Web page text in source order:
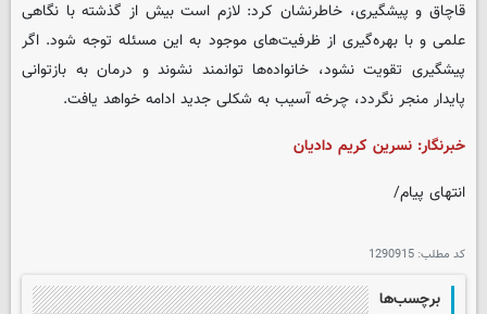
قاچاق و پیشگیری، خاطرنشان کرد: لازم است بیش از گذشته با نگاهی
علمی و با بهره‌گیری از ظرفیت‌های موجود به این مسئله توجه شود. اگر
پیشگیری تقویت نشود، خانواده‌ها توانمند نشوند و درمان به بازتوانی
پایدار منجر نگردد، چرخه آسیب به شکلی جدید ادامه خواهد یافت.
خبرنگار: نسرین کریم دادیان
انتهای پیام/
کد مطلب: 1290915
برچسب‌ها